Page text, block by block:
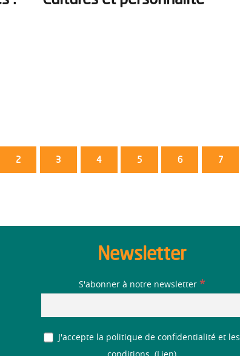
2 3 4 5 6 7
Newsletter
S'abonner à notre newsletter *
J'accepte la politique de confidentialité et les